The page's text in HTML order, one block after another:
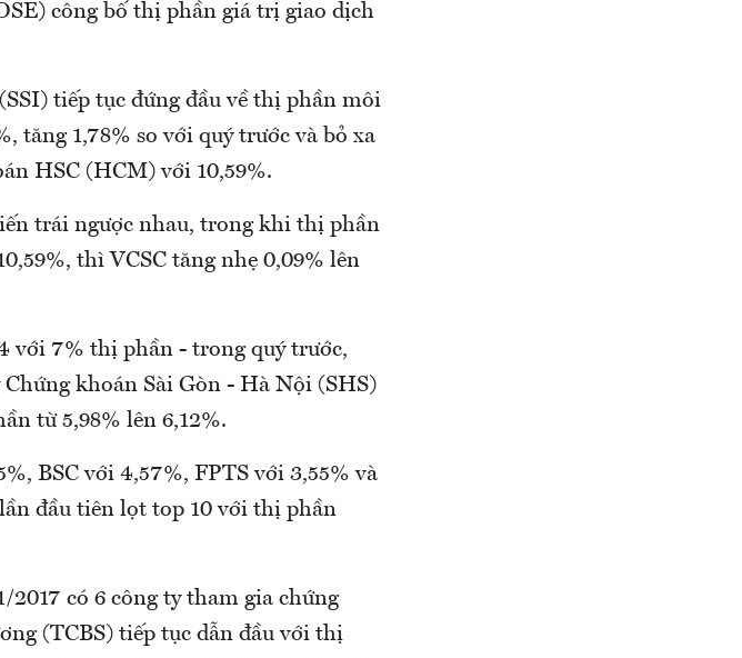
công bố thị phần giá trị giao dịch
tiếp tục đứng đầu về thị phần môi
tăng 1,78% so với quý trước và bỏ xa
HSC (HCM) với 10,59%.
trái ngược nhau, trong khi thị phần
thì VCSC tăng nhẹ 0,09% lên
với 7% thị phần - trong quý trước,
khoán Sài Gòn - Hà Nội (SHS)
từ 5,98% lên 6,12%.
BSC với 4,57%, FPTS với 3,55% và
đầu tiên lọt top 10 với thị phần
có 6 công ty tham gia chứng
(TCBS) tiếp tục dẫn đầu với thị